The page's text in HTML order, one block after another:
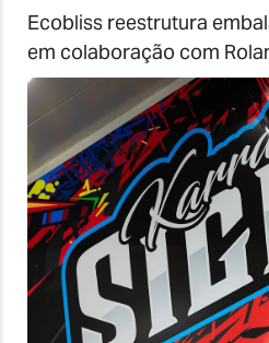
Ecobliss reestrutura
em colaboração com